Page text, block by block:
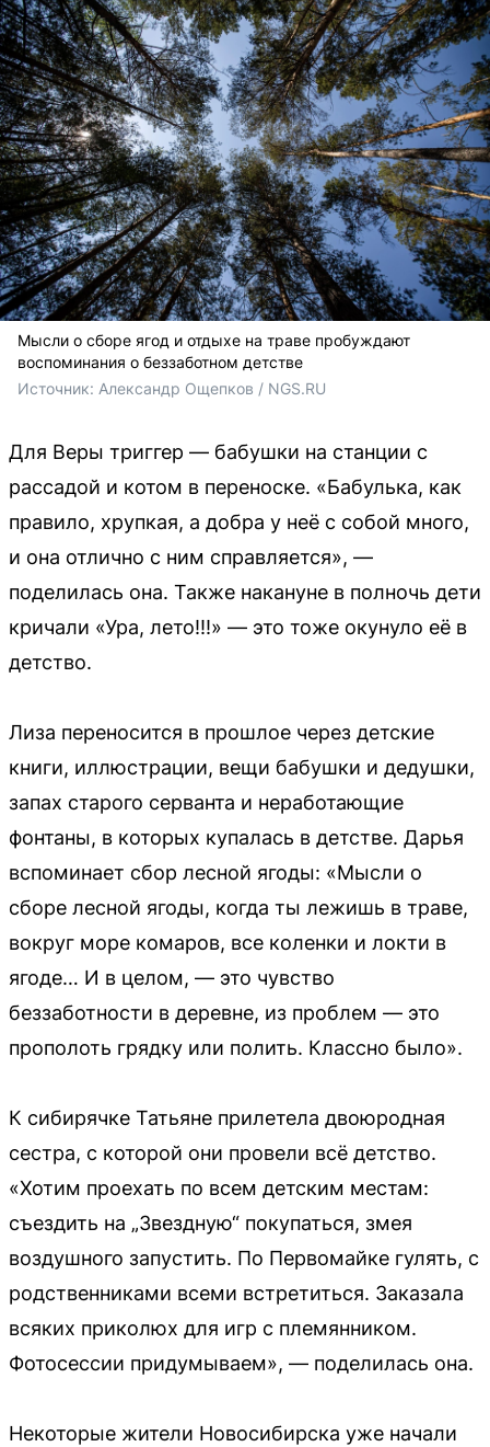
Мысли о сборе ягод и отдыхе на траве пробуждают
воспоминания о беззаботном детстве
Источник: Александр Ощепков / NGS.RU
Для Веры триггер — бабушки на станции с
рассадой и котом в переноске. «Бабулька, как
правило, хрупкая, а добра у неё с собой много,
и она отлично с ним справляется», —
поделилась она. Также накануне в полночь дети
кричали «Ура, лето!!!» — это тоже окунуло её в
детство.
Лиза переносится в прошлое через детские
книги, иллюстрации, вещи бабушки и дедушки,
запах старого серванта и неработающие
фонтаны, в которых купалась в детстве. Дарья
вспоминает сбор лесной ягоды: «Мысли о
сборе лесной ягоды, когда ты лежишь в траве,
вокруг море комаров, все коленки и локти в
ягоде… И в целом, — это чувство
беззаботности в деревне, из проблем — это
прополоть грядку или полить. Классно было».
К сибирячке Татьяне прилетела двоюродная
сестра, с которой они провели всё детство.
«Хотим проехать по всем детским местам:
съездить на „Звездную“ покупаться, змея
воздушного запустить. По Первомайке гулять, с
родственниками всеми встретиться. Заказала
всяких приколюх для игр с племянником.
Фотосессии придумываем», — поделилась она.
Некоторые жители Новосибирска уже начали